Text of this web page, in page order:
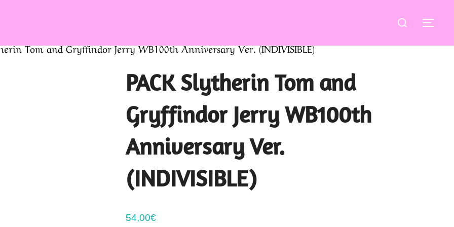
Buscar:
Tom and Gryffindor Jerry WB100th Anniversary Ver. (INDIVISIBLE)
PACK Slytherin Tom and
Gryffindor Jerry WB100th
Anniversary Ver.
(INDIVISIBLE)
54,00€